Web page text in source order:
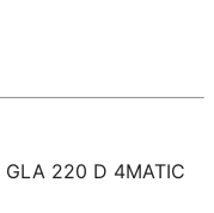
GLA 220 D 4MATIC